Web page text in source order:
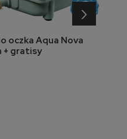
o dostępności
oczka Aqua Nova
+ gratisy
›